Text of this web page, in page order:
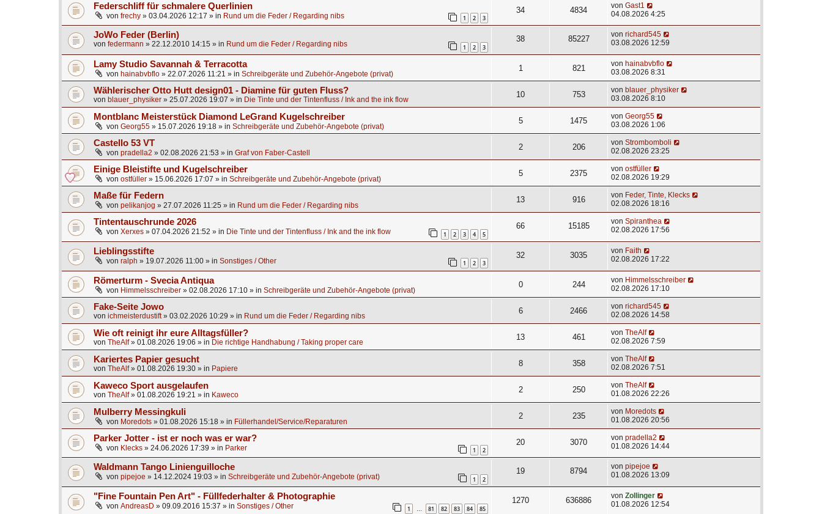
Federschliff für schmalere Querlinien
von frechy » 03.04.2026 12:17 » in Rund um die Feder / Regarding nibs 1 2 3
34 4834 von Gast1
04.08.2026 4:25
JoWo Feder (Berlin)
von federmann » 22.12.2010 14:15 » in Rund um die Feder / Regarding nibs 1 2 3
38 85227 von richard545
03.08.2026 12:59
Lamy Studio Savannah & Terracotta
von hainabvbflo » 22.07.2026 11:21 » in Schreibgeräte und Zubehör-Angebote (privat)
1 821 von hainabvbflo
03.08.2026 8:31
Wählerischer Otto Hutt design01 - Diamine für guten Fluss?
von blauer_physiker » 25.07.2026 19:07 » in Die Tinte und der Tintenfluss / Ink and the ink flow
10 753 von blauer_physiker
03.08.2026 8:10
Montblanc Meisterstück Diamond LeGrand Kugelschreiber
von Georg55 » 15.07.2026 19:18 » in Schreibgeräte und Zubehör-Angebote (privat)
5 1475 von Georg55
03.08.2026 1:06
Castello 53 VT
von pradella2 » 02.08.2026 21:53 » in Graf von Faber-Castell
2 206 von Strombomboli
02.08.2026 23:25
Einige Bleistifte und Kugelschreiber
von ostfüller » 15.06.2026 17:07 » in Schreibgeräte und Zubehör-Angebote (privat)
5 2375 von ostfüller
02.08.2026 19:29
Maße für Federn
von pelikanjog » 27.07.2026 11:25 » in Rund um die Feder / Regarding nibs
13 916 von Feder, Tinte, Klecks
02.08.2026 18:16
Tintentauschrunde 2026
von Xerxes » 07.04.2026 21:52 » in Die Tinte und der Tintenfluss / Ink and the ink flow 1 2 3 4 5
66 15185 von Spiranthea
02.08.2026 17:56
Lieblingsstifte
von ralph » 19.07.2026 11:00 » in Sonstiges / Other 1 2 3
32 3035 von Faith
02.08.2026 17:22
Römerturm - Svecia Antiqua
von Himmelsschreiber » 02.08.2026 17:10 » in Schreibgeräte und Zubehör-Angebote (privat)
0 244 von Himmelsschreiber
02.08.2026 17:10
Fake-Seite Jowo
von ichmeisterdustift» 03.02.2026 10:29 » in Rund um die Feder / Regarding nibs
6 2466 von richard545
02.08.2026 14:58
Wie oft reinigt ihr eure Alltagsfüller?
von TheAlf» 01.08.2026 19:06 » in Die richtige Handhabung / Taking proper care
13 461 von TheAlf
02.08.2026 7:59
Kariertes Papier gesucht
von TheAlf» 01.08.2026 19:30 » in Papiere
8 358 von TheAlf
02.08.2026 7:51
Kaweco Sport ausgelaufen
von TheAlf» 01.08.2026 19:21 » in Kaweco
2 250 von TheAlf
01.08.2026 22:26
Mulberry Messingkuli
von Moredots » 01.08.2026 15:18 » in Füllerhandel/Service/Reparaturen
2 235 von Moredots
01.08.2026 20:56
Parker Jotter - ist er noch was er war?
von Klecks » 24.06.2026 17:39 » in Parker 1 2
20 3070 von pradella2
01.08.2026 14:44
Waldmann Tango Linienguilloche
von pipejoe » 14.12.2024 19:03 » in Schreibgeräte und Zubehör-Angebote (privat) 1 2
19 8794 von pipejoe
01.08.2026 13:09
"Fine Fountain Pen Art" - Füllfederhalter & Photographie
von AndreasD » 09.09.2016 15:37 » in Sonstiges / Other 1 … 81 82 83 84 85
1270 636886 von Zollinger
01.08.2026 12:54